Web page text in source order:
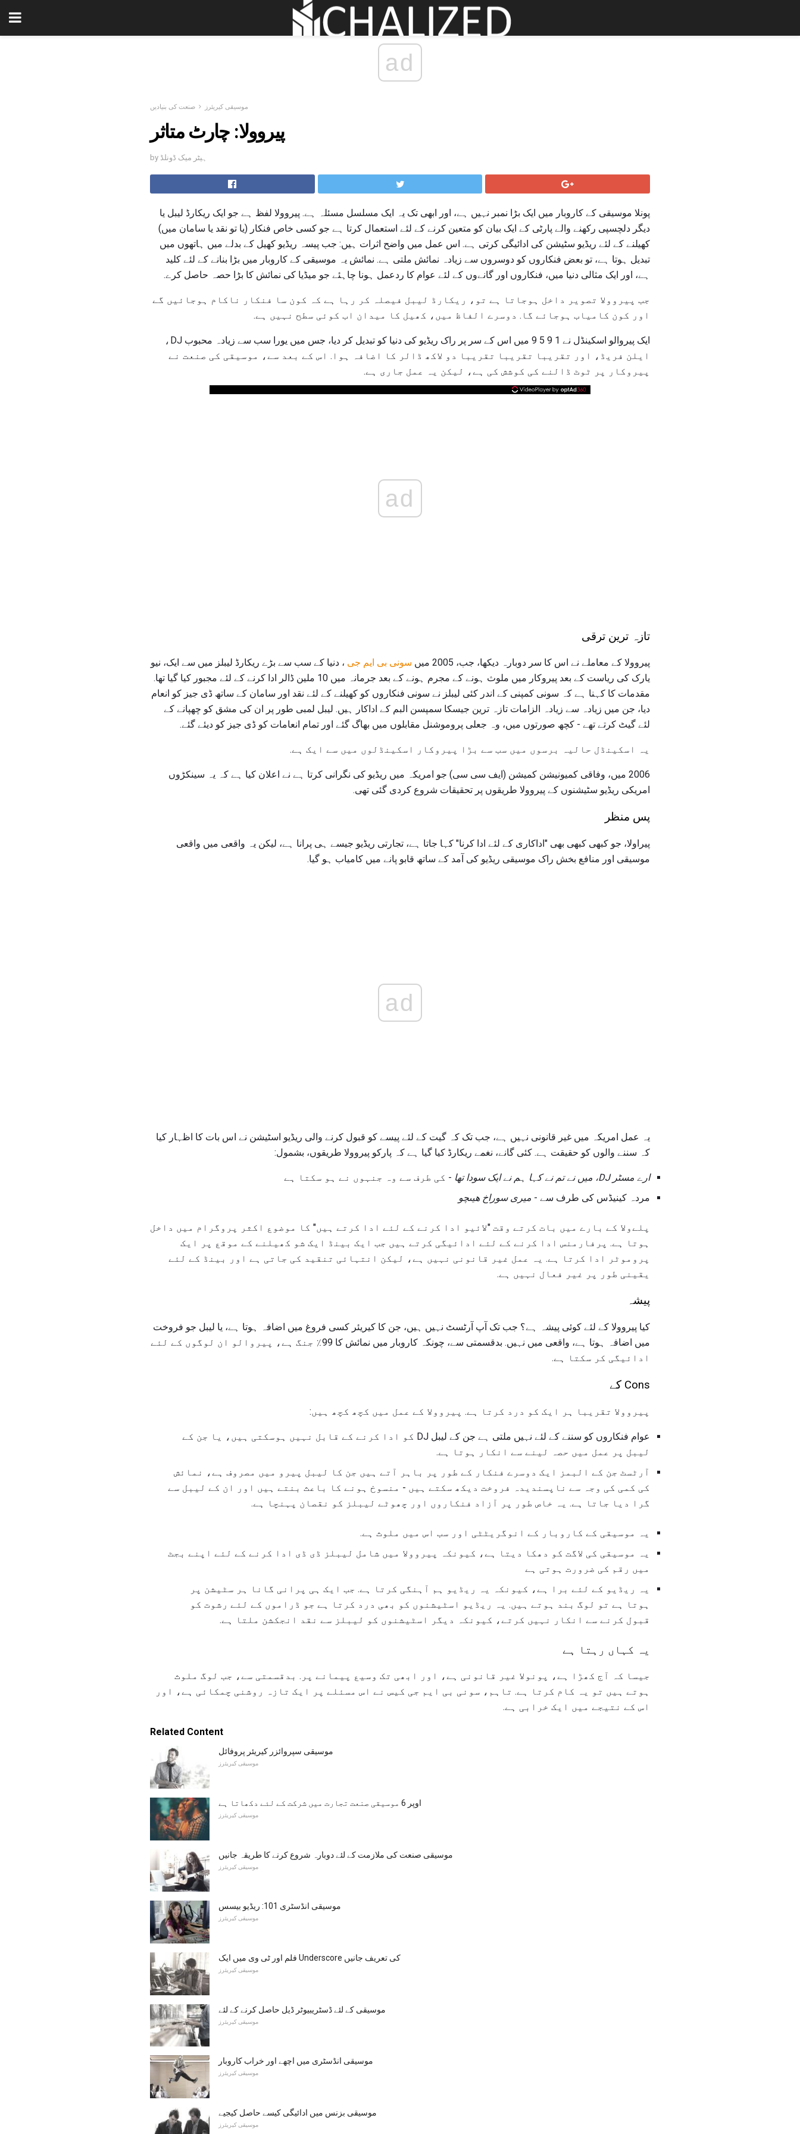
ad
موسیقی کیریئرز صنعت کی بنیادیں
پیروولا: چارٹ متاثر
by ہیٹر میک ڈونلڈ
پونلا موسیقی کے کاروبار میں ایک بڑا نمبر نہیں ہے، اور ابھی تک یہ ایک مسلسل مسئلہ ہے. پیروولا لفظ ہے جو ایک ریکارڈ لیبل یا
دیگر دلچسپی رکھنے والے پارٹی کے ایک بیان کو متعین کرنے کے لئے استعمال کرتا ہے جو کسی خاص فنکار (یا تو نقد یا سامان میں)
کھیلنے کے لئے ریڈیو سٹیشن کی ادائیگی کرتی ہے. اس عمل میں واضح اثرات ہیں: جب پیسہ ریڈیو کھیل کے بدلے میں ہاتھوں میں
تبدیل ہوتا ہے، تو بعض فنکاروں کو دوسروں سے زیادہ نمائش ملتی ہے. نمائش یہ موسیقی کے کاروبار میں بڑا بنانے کے لئے کلید
ہے، اور ایک مثالی دنیا میں، فنکاروں اور گانےوں کے لئے عوام کا ردعمل ہونا چاہئے جو میڈیا کی نمائش کا بڑا حصہ حاصل کرے.
جب پیروولا تصویر داخل ہوجاتا ہے تو، ریکارڈ لیبل فیصلہ کر رہا ہے کہ کون سا فنکار ناکام ہوجائیں گے
اور کون کامیاب ہوجائے گا. دوسرے الفاظ میں، کھیل کا میدان اب کوئی سطح نہیں ہے.
ایک پیروالو اسکینڈل نے 1 9 5 9 میں اس کے سر پر راک ریڈیو کی دنیا کو تبدیل کر دیا، جس میں یورا سب سے زیادہ محبوب DJ،
ایلن فریڈ، اور تقریبا تقریبا تقریبا دو لاکھ ڈالر کا اضافہ ہوا. اس کے بعد سے، موسیقی کی صنعت نے
پیروکار پر ٹوٹ ڈالنے کی کوشش کی ہے، لیکن یہ عمل جاری ہے.
ad
تازہ ترین ترقی
پیروولا کے معاملے نے اس کا سر دوبارہ دیکھا، جب، 2005 میں سونی بی ایم جی ، دنیا کے سب سے بڑے ریکارڈ لیبلز میں سے ایک، نیو
یارک کی ریاست کے بعد پیروکار میں ملوث ہونے کے مجرم ہونے کے بعد جرمانہ میں 10 ملین ڈالر ادا کرنے کے لئے مجبور کیا گیا تھا.
مقدمات کا کہنا ہے کہ سونی کمپنی کے اندر کئی لیبلز نے سونی فنکاروں کو کھیلنے کے لئے نقد اور سامان کے ساتھ ڈی جیز کو انعام
دیا، جن میں زیادہ سے زیادہ الزامات تازہ ترین جیسکا سمپسن البم کے اداکار ہیں. لیبل لمبی طور پر ان کی مشق کو چھپانے کے
لئے گیٹ کرتے تھے - کچھ صورتوں میں، وہ جعلی پروموشنل مقابلوں میں بھاگ گئے اور تمام انعامات کو ڈی جیز کو دیئے گئے.
یہ اسکینڈل حالیہ برسوں میں سب سے بڑا پیروکار اسکینڈلوں میں سے ایک ہے.
2006 میں، وفاقی کمیونیشن کمیشن (ایف سی سی) جو امریکہ میں ریڈیو کی نگرانی کرتا ہے نے اعلان کیا ہے کہ یہ سینکڑوں
امریکی ریڈیو سٹیشنوں کے پیروولا طریقوں پر تحقیقات شروع کردی گئی تھی.
پس منظر
پیراولا، جو کبھی کبھی بھی "اداکاری کے لئے ادا کرنا" کہا جاتا ہے، تجارتی ریڈیو جیسے ہی پرانا ہے، لیکن یہ واقعی میں واقعی
موسیقی اور منافع بخش راک موسیقی ریڈیو کی آمد کے ساتھ قابو پانے میں کامیاب ہو گیا.
ad
یہ عمل امریکہ میں غیر قانونی نہیں ہے، جب تک کہ گیت کے لئے پیسے کو قبول کرنے والی ریڈیو اسٹیشن نے اس بات کا اظہار کیا
کہ سننے والوں کو حقیقت ہے. کئی گانے، نغمے ریکارڈ کیا گیا ہے کہ پارکو پیروولا طریقوں، بشمول:
ارے مسٹر DJ، میں نے تم نے کہا ہم نے ایک سودا تھا
- کی طرف سے وہ جنہوں نے ہو سکتا ہے
مردہ کینیڈس کی طرف سے - میری سوراخ ھیںچو
پلےولا کے بارے میں بات کرتے وقت "لائیو ادا کرنے کے لئے ادا کرتے ہیں" کا موضوع اکثر پروگرام میں داخل
ہوتا ہے. پرفارمنس ادا کرنے کے لئے ادائیگی کرتے ہیں جب ایک بینڈ ایک شو کھیلنے کے موقع پر ایک
پروموٹر ادا کرتا ہے. یہ عمل غیر قانونی نہیں ہے، لیکن انتہائی تنقید کی جاتی ہے اور بینڈ کے لئے
یقینی طور پر غیر فعال نہیں ہے.
پیشہ
کیا پیروولا کے لئے کوئی پیشہ ہے؟ جب تک آپ آرٹسٹ نہیں ہیں، جن کا کیریئر کسی فروغ میں اضافہ ہوتا ہے، یا لیبل جو فروخت
میں اضافہ ہوتا ہے، واقعی میں نہیں. بدقسمتی سے، چونکہ کاروبار میں نمائش کا 99٪ جنگ ہے، پیروالو ان لوگوں کے لئے
ادائیگی کر سکتا ہے.
Cons کے
پیروولا تقریبا ہر ایک کو درد کرتا ہے. پیروولا کے عمل میں کچھ کچھ ہیں:
عوام فنکاروں کو سننے کے لئے نہیں ملتی ہے جن کے لیبل DJ کو ادا کرنے کے قابل نہیں ہوسکتی ہیں، یا جن کے
لیبل پر عمل میں حصہ لینے سے انکار ہوتا ہے.
آرٹسٹ جن کے البمز ایک دوسرے فنکار کے طور پر باہر آتے ہیں جن کا لیبل پیرو میں مصروف ہے، نمائش
کی کمی کی وجہ سے ناپسندیدہ فروخت دیکھ سکتے ہیں - منسوخ ہونے کا باعث بنتے ہیں اور ان کے لیبل سے
گرا دیا جاتا ہے. یہ خاص طور پر آزاد فنکاروں اور چھوٹے لیبلز کو نقصان پہنچا ہے.
یہ موسیقی کے کاروبار کے انوگریٹٹی اور سب اس میں ملوث ہے.
یہ موسیقی کی لاگت کو دھکا دیتا ہے، کیونکہ پیروولا میں شامل لیبلز ڈی ڈی ادا کرنے کے لئے اپنے بجٹ
میں رقم کی ضرورت ہوتی ہے
یہ ریڈیو کے لئے برا ہے، کیونکہ یہ ریڈیو ہم آہنگی کرتا ہے. جب ایک ہی پرانی گانا ہر سٹیشن پر
ہوتا ہے تو لوگ بند ہوتے ہیں. یہ ریڈیو اسٹیشنوں کو بھی درد کرتا ہے جو ڈراموں کے لئے رشوت کو
قبول کرنے سے انکار نہیں کرتے، کیونکہ دیگر اسٹیشنوں کو لیبلز سے نقد انجکشن ملتا ہے.
یہ کہاں رہتا ہے
جیسا کہ آج کھڑا ہے، پونولا غیر قانونی ہے، اور ابھی تک وسیع پیمانے پر. بدقسمتی سے، جب لوگ ملوث
ہوتے ہیں تو یہ کام کرتا ہے. تاہم، سونی بی ایم جی کیس نے اس مسئلے پر ایک تازہ روشنی چمکائی ہے، اور
اس کے نتیجے میں ایک خرابی ہے.
Related Content
موسیقی سپروائزر کیریئر پروفائل
موسیقی کیریئرز
اوپر 6 موسیقی صنعت تجارت میں شرکت کے لئے دکھاتا ہے
موسیقی کیریئرز
موسیقی صنعت کی ملازمت کے لئے دوبارہ شروع کرنے کا طریقہ جانیں
موسیقی کیریئرز
موسیقی انڈسٹری 101: ریڈیو بیسس
موسیقی کیریئرز
فلم اور ٹی وی میں ایک Underscore کی تعریف جانیں
موسیقی کیریئرز
موسیقی کے لئے ڈسٹریبیوٹر ڈیل حاصل کرنے کے لئے
موسیقی کیریئرز
موسیقی انڈسٹری میں اچھے اور خراب کاروبار
موسیقی کیریئرز
موسیقی بزنس میں ادائیگی کیسے حاصل کیجیے
موسیقی کیریئرز